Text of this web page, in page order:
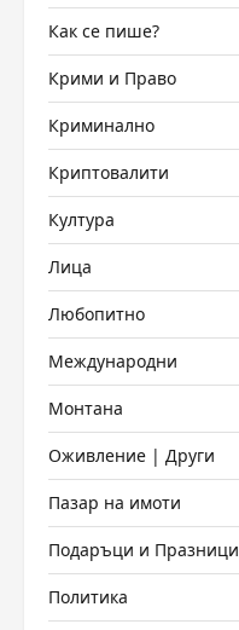
Как се пише?
Крими и Право
Криминално
Криптовалити
Култура
Лица
Любопитно
Международни
Монтана
Оживление | Други
Пазар на имоти
Подаръци и Празници
Политика